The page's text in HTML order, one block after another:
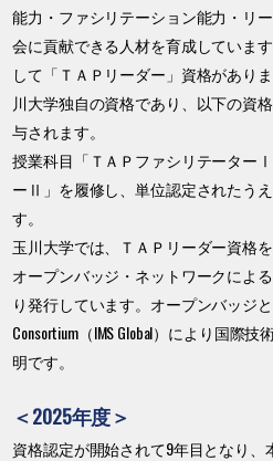
能力・ファシリテーション能力・リ
会に貢献できる人材を育成していま
して「ＴＡＰリーダー」資格があり
川大学独自の資格であり、以下の資
与されます。
授業科目「ＴＡＰファシリテーター
ーⅡ」を履修し、単位認定されたう
す。
玉川大学では、ＴＡＰリーダー資格
オープンバッジ・ネットワークによ
り発行しています。オープンバッジと
Consortium（IMS Global）により国際
明です。
＜2025年度＞
資格認定が開始されて9年目となり、